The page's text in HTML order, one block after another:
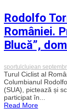
Rodolfo
României.
Blucă”,
sportulclujean
Turul Ciclist al
Columbianul
(SUA), pictează și
participat în...
Read More